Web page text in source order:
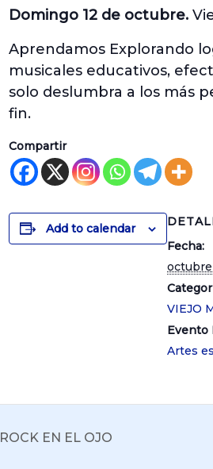
Domingo 12 de octubre.
Aprendamos Explorando
musicales educativos,
solo deslumbra a los más
fin.
Compartir
Add to calendar
Fecha:
octubre
VIEJO
Evento
Artes
ROCK EN EL OJO